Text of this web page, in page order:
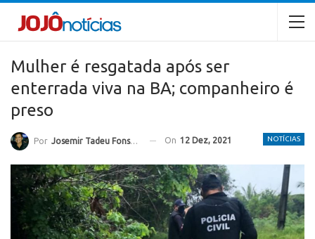
Mulher é resgatada após ser
enterrada viva na BA; companheiro é
preso
NOTÍCIAS
Por Josemir Tadeu Fonseca On 12 Dez, 2021